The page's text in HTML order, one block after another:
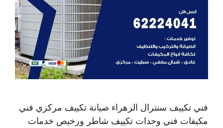
فني تكييف سنترال الزهراء صيانة تكييف مركزي فني
مكيفات فني وحدات تكييف شاطر ورخيص خدمات